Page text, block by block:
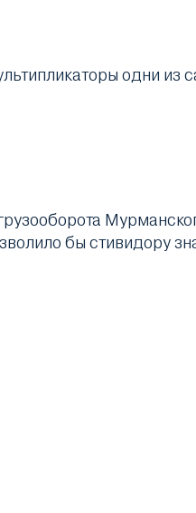
одни из
бы стивидору